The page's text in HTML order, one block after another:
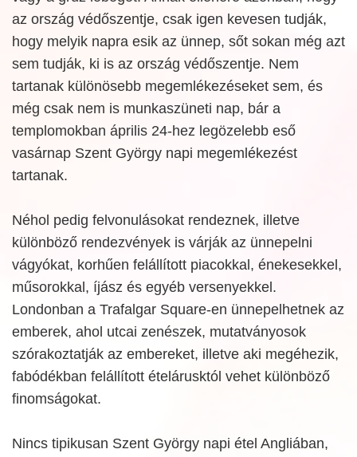
az ország védőszentje, csak igen kevesen tudják,
hogy melyik napra esik az ünnep, sőt sokan még azt
sem tudják, ki is az ország védőszentje. Nem
tartanak különösebb megemlékezéseket sem, és
még csak nem is munkaszüneti nap, bár a
templomokban április 24-hez legözelebb eső
vasárnap Szent György napi megemlékezést
tartanak.
Néhol pedig felvonulásokat rendeznek, illetve
különböző rendezvények is várják az ünnepelni
vágyókat, korhűen felállított piacokkal, énekesekkel,
műsorokkal, íjász és egyéb versenyekkel.
Londonban a Trafalgar Square-en ünnepelhetnek az
emberek, ahol utcai zenészek, mutatványosok
szórakoztatják az embereket, illetve aki megéhezik,
fabódékban felállított ételárusktól vehet különböző
finomságokat.
Nincs tipikusan Szent György napi étel Angliában,